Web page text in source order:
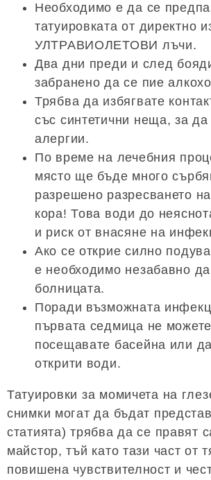
Необходимо е да се
татуировката от директно
УЛТРАВИОЛЕТОВИ лъчи.
Два дни преди и след
забранено да се пие
Трябва да избягвате
със синтетични неща, за да
алергии.
По време на лечебния
място ще бъде много
разрешено разресването
кора! Това води до
и риск от внасяне на
Ако се открие силно
е необходимо незабавно
болницата.
Поради възможната
първата седмица не
посещавате басейна или
открити води.
Татуировки за момичета на
снимки могат да бъдат
статията) трябва да се правят
майстор, тъй като тази част от
повишена чувствителност и